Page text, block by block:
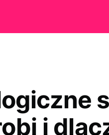
i